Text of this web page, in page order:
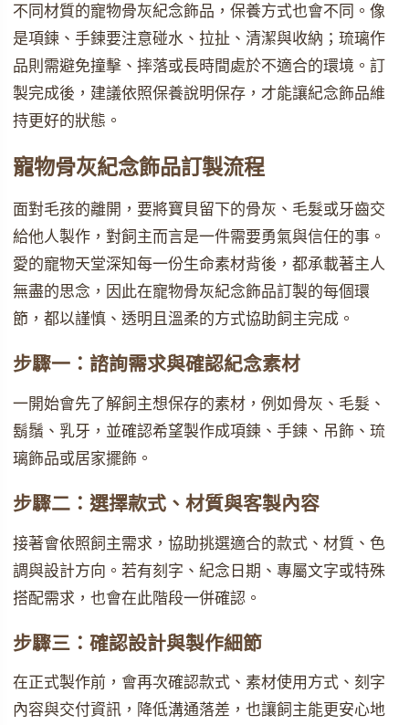
不同材質的寵物骨灰紀念飾品，保養方式也會不同。像
是項鍊、手鍊要注意碰水、拉扯、清潔與收納；琉璃作
品則需避免撞擊、摔落或長時間處於不適合的環境。訂
製完成後，建議依照保養說明保存，才能讓紀念飾品維
持更好的狀態。
寵物骨灰紀念飾品訂製流程
面對毛孩的離開，要將寶貝留下的骨灰、毛髮或牙齒交
給他人製作，對飼主而言是一件需要勇氣與信任的事。
愛的寵物天堂深知每一份生命素材背後，都承載著主人
無盡的思念，因此在寵物骨灰紀念飾品訂製的每個環
節，都以謹慎、透明且溫柔的方式協助飼主完成。
步驟一：諮詢需求與確認紀念素材
一開始會先了解飼主想保存的素材，例如骨灰、毛髮、
鬍鬚、乳牙，並確認希望製作成項鍊、手鍊、吊飾、琉
璃飾品或居家擺飾。
步驟二：選擇款式、材質與客製內容
接著會依照飼主需求，協助挑選適合的款式、材質、色
調與設計方向。若有刻字、紀念日期、專屬文字或特殊
搭配需求，也會在此階段一併確認。
步驟三：確認設計與製作細節
在正式製作前，會再次確認款式、素材使用方式、刻字
內容與交付資訊，降低溝通落差，也讓飼主能更安心地